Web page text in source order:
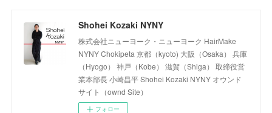
Shohei Kozaki NYNY
株式会社ニューヨーク・ニューヨーク HairMake
NYNY Chokipeta 京都（kyoto) 大阪（Osaka） 兵庫
（Hyogo） 神戸（Kobe） 滋賀（Shiga） 取締役営
業本部長 小崎昌平 Shohei Kozaki NYNY オウンド
サイト（ownd Site）
フォロー